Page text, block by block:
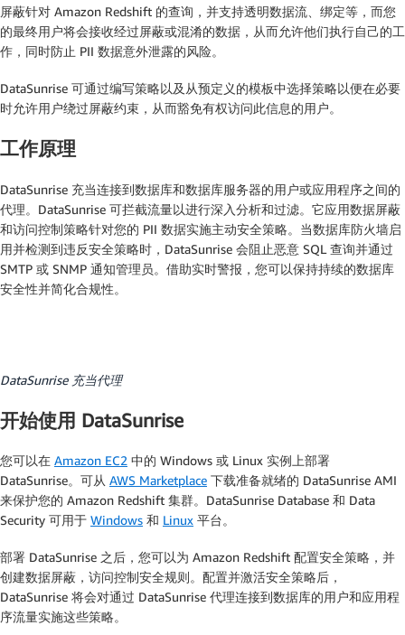
屏蔽针对 Amazon Redshift 的查询，并支持透明数据流、绑定等，而您
的最终用户将会接收经过屏蔽或混淆的数据，从而允许他们执行自己的工
作，同时防止 PII 数据意外泄露的风险。
DataSunrise 可通过编写策略以及从预定义的模板中选择策略以便在必要
时允许用户绕过屏蔽约束，从而豁免有权访问此信息的用户。
工作原理
DataSunrise 充当连接到数据库和数据库服务器的用户或应用程序之间的
代理。DataSunrise 可拦截流量以进行深入分析和过滤。它应用数据屏蔽
和访问控制策略针对您的 PII 数据实施主动安全策略。当数据库防火墙启
用并检测到违反安全策略时，DataSunrise 会阻止恶意 SQL 查询并通过
SMTP 或 SNMP 通知管理员。借助实时警报，您可以保持持续的数据库
安全性并简化合规性。
DataSunrise 充当代理
开始使用 DataSunrise
您可以在 Amazon EC2 中的 Windows 或 Linux 实例上部署
DataSunrise。可从 AWS Marketplace 下载准备就绪的 DataSunrise AMI
来保护您的 Amazon Redshift 集群。DataSunrise Database 和 Data
Security 可用于 Windows 和 Linux 平台。
部署 DataSunrise 之后，您可以为 Amazon Redshift 配置安全策略，并
创建数据屏蔽，访问控制安全规则。配置并激活安全策略后，
DataSunrise 将会对通过 DataSunrise 代理连接到数据库的用户和应用程
序流量实施这些策略。